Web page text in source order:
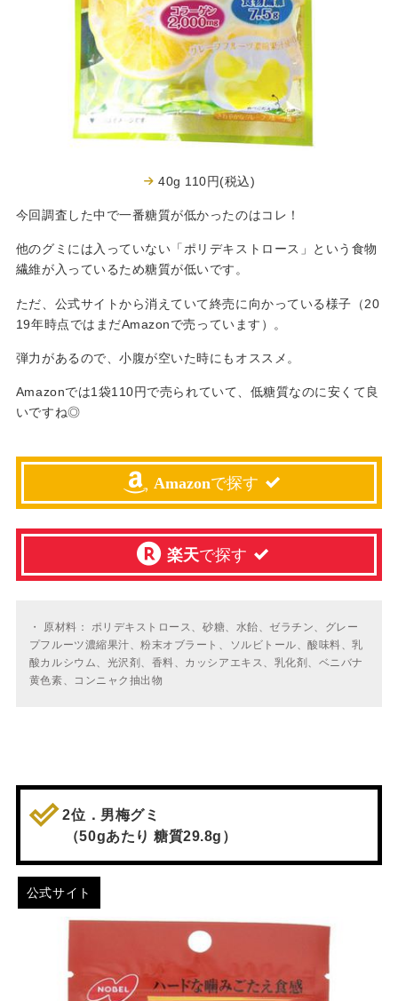
40g 110円(税込)
今回調査した中で一番糖質が低かったのはコレ！
他のグミには入っていない「ポリデキストロース」という食物
繊維が入っているため糖質が低いです。
ただ、公式サイトから消えていて終売に向かっている様子（20
19年時点ではまだAmazonで売っています）。
弾力があるので、小腹が空いた時にもオススメ。
Amazonでは1袋110円で売られていて、低糖質なのに安くて良
いですね◎
Amazonで探す
楽天で探す
・
原材料： ポリデキストロース、砂糖、水飴、ゼラチン、グレー
プフルーツ濃縮果汁、粉末オブラート、ソルビトール、酸味料、乳
酸カルシウム、光沢剤、香料、カッシアエキス、乳化剤、ベニバナ
黄色素、コンニャク抽出物
2位．男梅グミ
（50gあたり 糖質29.8g）
公式サイト